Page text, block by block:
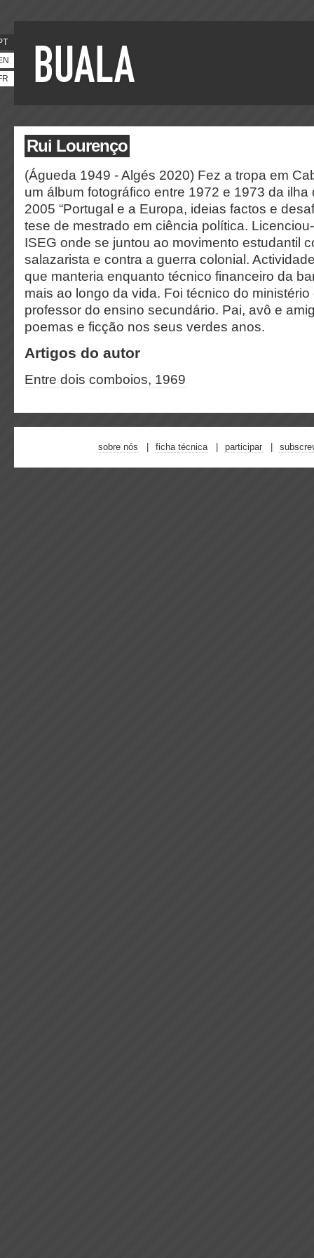
Rui Lourenço
(Águeda 1949 - Algés 2020) Fez a tropa em
um álbum fotográfico entre 1972 e 1973 da ilha
2005 “Portugal e a Europa, ideias factos e
tese de mestrado em ciência política.
ISEG onde se juntou ao movimento estudantil
salazarista e contra a guerra colonial.
que manteria enquanto técnico financeiro da
mais ao longo da vida. Foi técnico do
professor do ensino secundário. Pai, avô e
poemas e ficção nos seus verdes anos.
Artigos do autor
Entre dois comboios, 1969
sobre nós ficha técnica participar